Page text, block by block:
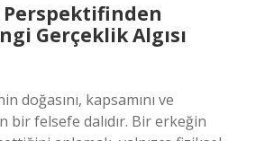
Gerçeklik Algısı
doğasını, kapsamını ve
bir felsefe dalıdır. Bir erkeğin